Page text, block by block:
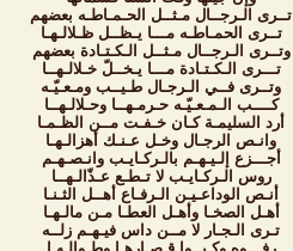
تــرى الـرجــال مـثــل الحـمـاطـه بعضهم
تــرى الحمـاطـه مـــا يـظــل ظـلالـهـا
وتــرى الـرجــال مـثــل الـكـتـادة بعضهم
تـــرى الـكـتـادة مـــا يـخــلّ خـلالـهــا
وتــرى فــي الـرجـال طـيــب ومـعـيّـه
كــــب الـمـعـيّـه حـرمـهــا وحـلالـهــا
أرد السليمـة كـان خـفـت مــن الظـمـا
وانـص الرجـال وخـل عـنـك أهزالـهـا
أجـــزع إلـيـهـم بالـركـايـب وانـصـهـم
روس الـركـايـب لا تـطـع عـذّالـهــا
أنـص الوداعـيـن الـرفـاع أهــل الثـنـا
أهـل الصخـا وأهـل العطـا مـن مالـهـا
تـرى الـجـار لا مــن داس فيـهـم زلــه